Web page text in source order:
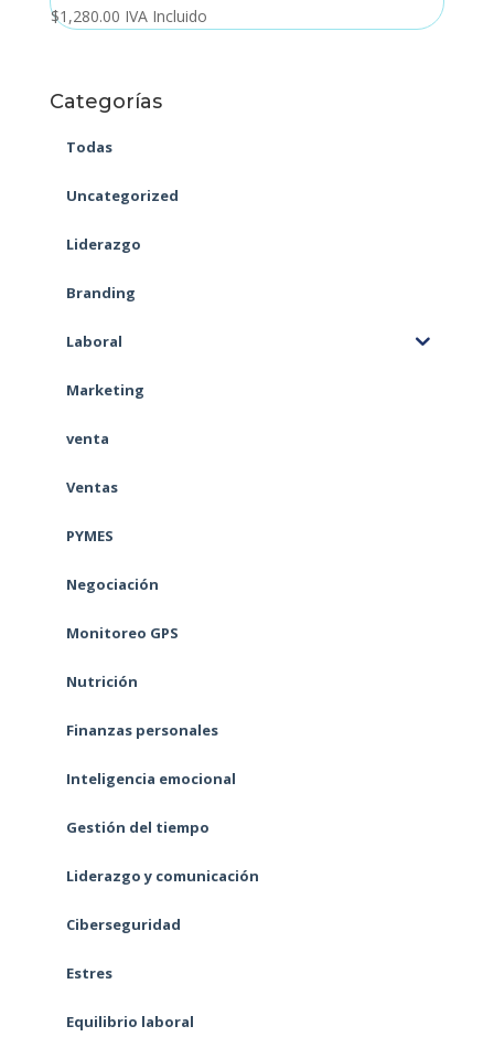
$1,280.00 IVA Incluido
Categorías
Todas
Uncategorized
Liderazgo
Branding
Laboral
Marketing
venta
Ventas
PYMES
Negociación
Monitoreo GPS
Nutrición
Finanzas personales
Inteligencia emocional
Gestión del tiempo
Liderazgo y comunicación
Ciberseguridad
Estres
Equilibrio laboral